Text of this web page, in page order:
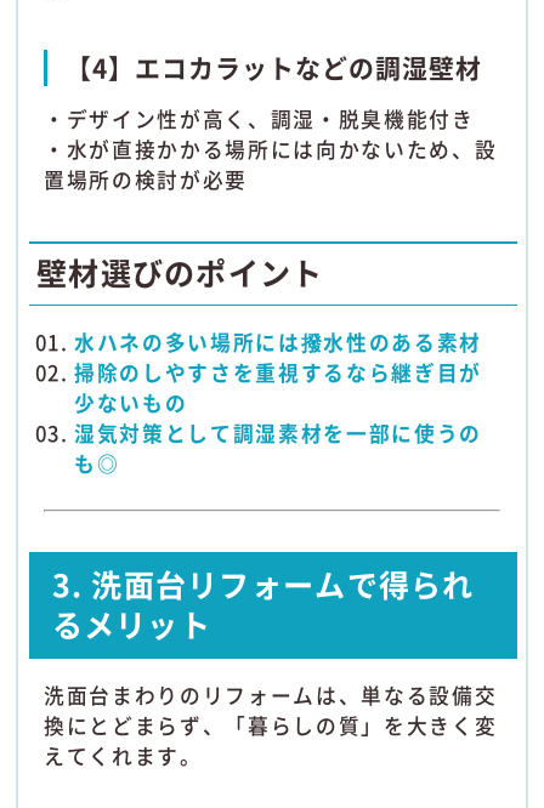
【4】エコカラットなどの調湿壁材
・デザイン性が高く、調湿・脱臭機能付き
・水が直接かかる場所には向かないため、設
置場所の検討が必要
壁材選びのポイント
水ハネの多い場所には撥水性のある素材
掃除のしやすさを重視するなら継ぎ目が
少ないもの
湿気対策として調湿素材を一部に使うの
も◎
3. 洗面台リフォームで得られ
るメリット
洗面台まわりのリフォームは、単なる設備交
換にとどまらず、「暮らしの質」を大きく変
えてくれます。